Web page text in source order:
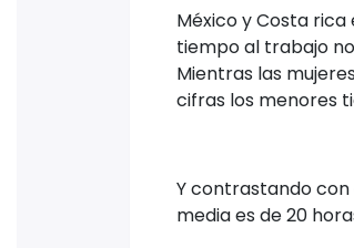
México y Costa
tiempo al trabajo
Mientras las
cifras los menores
Y contrastando
media es de 20